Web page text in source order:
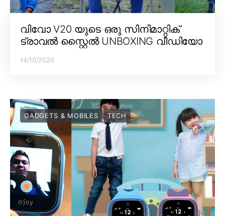
വിവോ V20 യുടെ ഒരു സിനിമാറ്റിക്
ട്രാവൽ സ്റ്റൈൽ UNBOXING വീഡിയോ
14/10/2020
GADGETS & MOBILES TECH